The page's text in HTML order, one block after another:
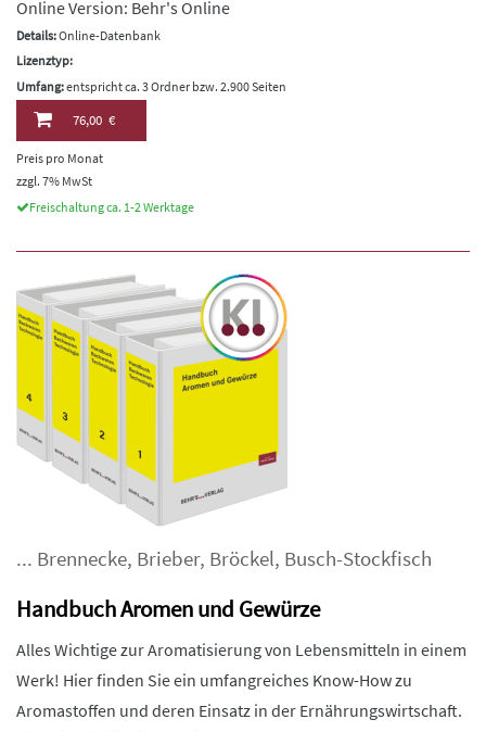
Online Version: Behr's Online
Details:Online-Datenbank
Lizenztyp:
Umfang:entspricht ca. 3 Ordner bzw. 2.900 Seiten
76,00 €
Preis pro Monat
zzgl. 7% MwSt
Freischaltung ca. 1-2 Werktage
... Brennecke, Brieber, Bröckel, Busch-Stockfisch
Handbuch Aromen und Gewürze
Alles Wichtige zur Aromatisierung von Lebensmitteln in einem
Werk! Hier finden Sie ein umfangreiches Know-How zu
Aromastoffen und deren Einsatz in der Ernährungswirtschaft.